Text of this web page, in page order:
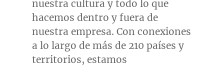
nuestra cultura y todo lo que
hacemos dentro y fuera de
nuestra empresa. Con conexiones
a lo largo de más de 210 países y
territorios, estamos